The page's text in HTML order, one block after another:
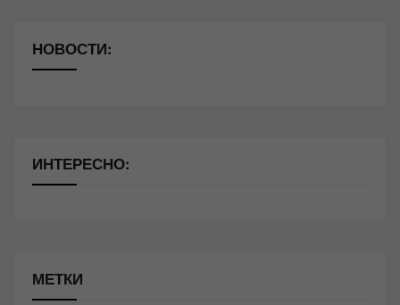
НОВОСТИ:
ИНТЕРЕСНО:
МЕТКИ